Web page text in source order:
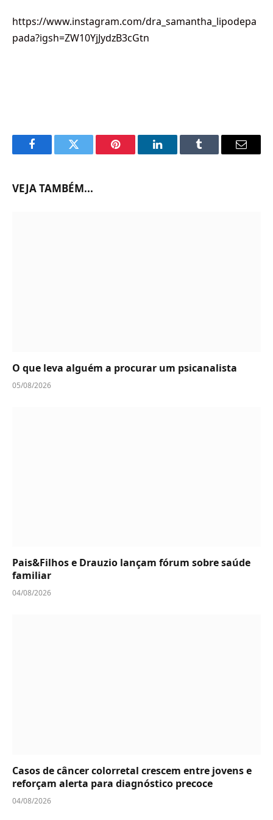
https://www.instagram.com/dra_samantha_lipodepa
pada?igsh=ZW10YjJydzB3cGtn
FacebookTwitter Pinterest LinkedInTumblr Email
VEJA TAMBÉM...
O que leva alguém a procurar um psicanalista
05/08/2026
Pais&Filhos e Drauzio lançam fórum sobre saúde
familiar
04/08/2026
Casos de câncer colorretal crescem entre jovens e
reforçam alerta para diagnóstico precoce
04/08/2026